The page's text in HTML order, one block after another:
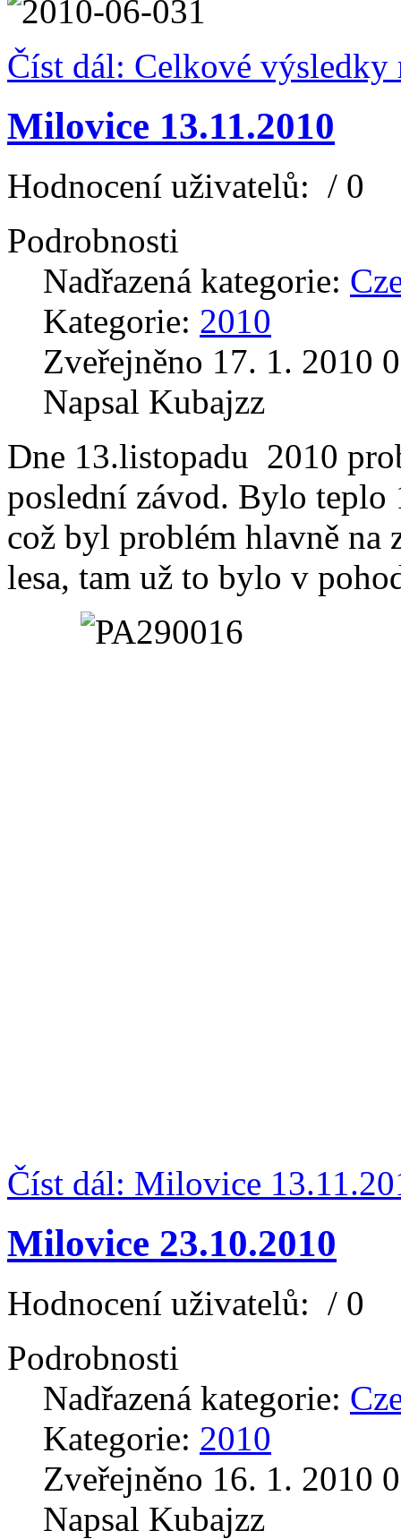
Číst dál: Celkové výsledky
Milovice 13.11.2010
Hodnocení uživatelů: / 0
Podrobnosti
Nadřazená kategorie:
Kategorie: 2010
Zveřejněno 17. 1. 2010
Napsal Kubajzz
Dne 13.listopadu 2010
poslední závod. Bylo
což byl problém hlavně na
lesa, tam už to bylo v
Číst dál: Milovice
Milovice 23.10.2010
Hodnocení uživatelů: / 0
Podrobnosti
Nadřazená kategorie:
Kategorie: 2010
Zveřejněno 16. 1. 2010
Napsal Kubajzz